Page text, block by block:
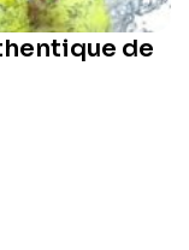
de